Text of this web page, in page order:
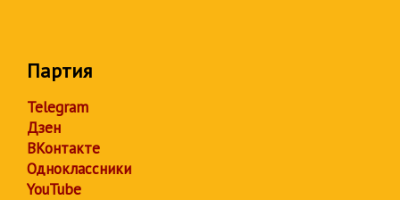
Партия
Telegram
Дзен
ВКонтакте
Одноклассники
YouTube